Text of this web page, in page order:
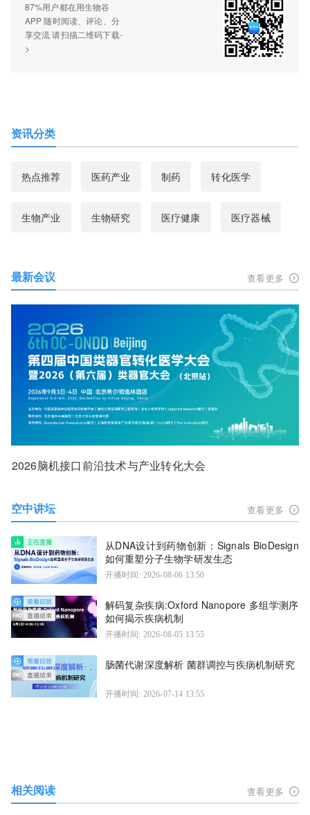
87%用户都在用生物谷
APP 随时阅读、评论、分
享交流 请扫描二维码下载-
>
资讯分类
热点推荐 医药产业 制药 转化医学
生物产业 生物研究 医疗健康 医疗器械
最新会议 查看更多
2026脑机接口前沿技术与产业转化大会
空中讲坛 查看更多
从DNA设计到药物创新：Signals BioDesign
如何重塑分子生物学研发生态
开播时间: 2026-08-06 13:50
解码复杂疾病:Oxford Nanopore 多组学测序
如何揭示疾病机制
开播时间: 2026-08-05 13:55
肠菌代谢深度解析 菌群调控与疾病机制研究
开播时间: 2026-07-14 13:55
相关阅读 查看更多